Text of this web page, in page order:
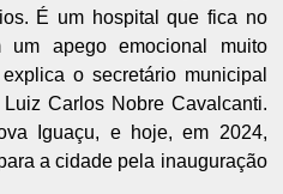
É um hospital que fica no
apego emocional muito
o secretário municipal
Carlos Nobre Cavalcanti.
Iguaçu, e hoje, em 2024,
a cidade pela inauguração